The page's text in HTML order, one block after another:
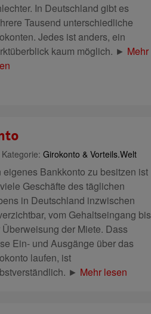
In Deutschland gibt es
Tausend unterschiedliche
Jedes ist anders, ein
kaum möglich. ► Mehr
Girokonto & Vorteils.Welt
eigenes Bankkonto zu besitzen ist
Geschäfte des täglichen
in Deutschland inzwischen
vom Gehaltseingang bis
Überweisung der Miete. Dass
Ein- und Ausgänge über das
laufen, ist
► Mehr lesen